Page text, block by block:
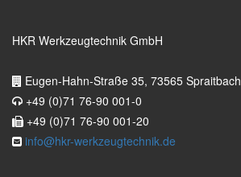
HKR Werkzeugtechnik GmbH
Eugen-Hahn-Straße 35, 73565 Spraitbach
+49 (0)71 76-90 001-0
+49 (0)71 76-90 001-20
info@hkr-werkzeugtechnik.de